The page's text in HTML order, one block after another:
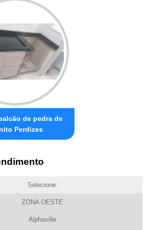
de pedra de
Perdizes
Selecione:
ZONA OESTE
Alphaville